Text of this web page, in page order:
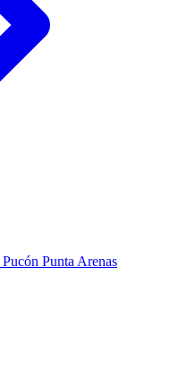
Pucón Punta Arenas